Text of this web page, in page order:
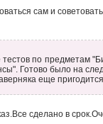
сам и
по предметам
Готово было на
еще
сделано в